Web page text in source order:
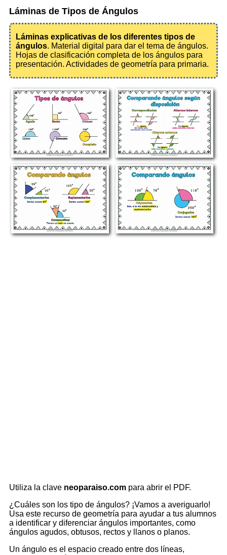
Láminas de Tipos de Ángulos
Láminas explicativas de los diferentes tipos de
ángulos. Material digital para dar el tema de ángulos.
Hojas de clasificación completa de los ángulos para
presentación. Actividades de geometría para primaria.
Utiliza la clave neoparaiso.com para abrir el PDF.
¿Cuáles son los tipo de ángulos? ¡Vamos a averiguarlo!
Usa este recurso de geometría para ayudar a tus alumnos
a identificar y diferenciar ángulos importantes, como
ángulos agudos, obtusos, rectos y llanos o planos.
Un ángulo es el espacio creado entre dos líneas,